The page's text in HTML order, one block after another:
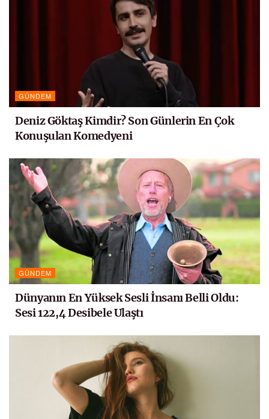
GÜNDEM
Deniz Göktaş Kimdir? Son Günlerin En Çok
Konuşulan Komedyeni
GÜNDEM
Dünyanın En Yüksek Sesli İnsanı Belli Oldu:
Sesi 122,4 Desibele Ulaştı